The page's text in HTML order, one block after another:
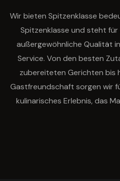
Wir bieten Spitzenklasse
Spitzenklasse und steht
außergewöhnliche Qualität
Service. Von den besten
zubereiteten Gerichten bis
Gastfreundschaft sorgen wir
kulinarisches Erlebnis, das